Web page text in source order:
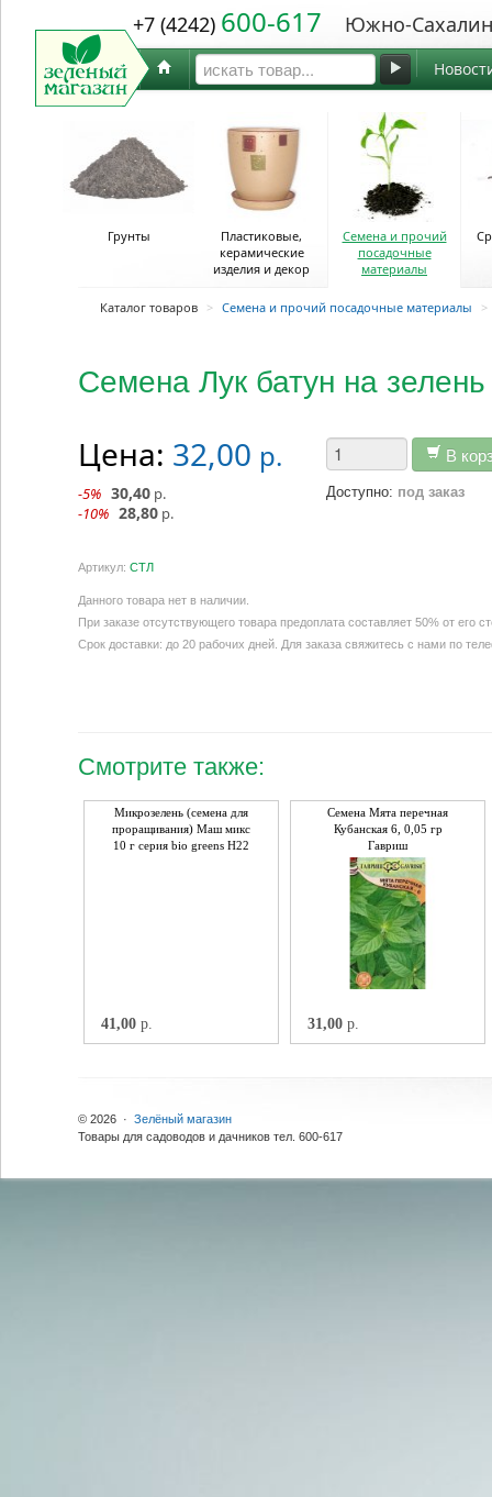
+7 (4242) 600-617 Южно-
Грунты
Пластиковые,
керамические
изделия и декор
Семена и прочий
посадочные
материалы
Каталог товаров > Семена и прочий посадочные материалы >
Семена Лук батун на
Цена: 32,00 р.
-5% 30,40 р.
-10% 28,80 р.
В
Доступно: под заказ
Артикул: СТЛ
Данного товара нет в наличии.
При заказе отсутствующего товара предоплата составляет 50% от его
Срок доставки: до 20 рабочих дней. Для заказа свяжитесь с нами по
Смотрите также:
Микрозелень (семена для
проращивания) Маш микс
10 г серия bio greens Н22
41,00 р.
Семена Мята перечная
Кубанская 6, 0,05 гр
Гавриш
31,00 р.
© 2026 · Зелёный магазин
Товары для садоводов и дачников тел. 600-617